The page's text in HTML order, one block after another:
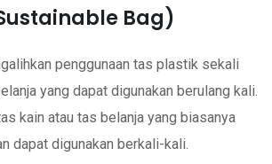
Bag)
penggunaan tas plastik sekali
yang dapat digunakan berulang kali.
kain atau tas belanja yang biasanya
dapat digunakan berkali-kali.